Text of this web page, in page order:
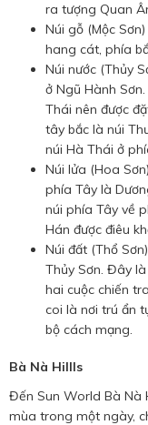
ra tượng Quan
Núi gỗ (Mộc
hang cát, phía
Núi nước (Thủy
ở Ngũ Hành
Thái nên được
tây bắc là núi
núi Hà Thái ở
Núi lửa (Hoa
phía Tây là
núi phía Tây về
Hán được điêu
Núi đất (Thổ
Thủy Sơn. Đây
hai cuộc chiến
coi là nơi trú ẩn
bộ cách mạng.
Bà Nà Hillls
Đến Sun World Bà Nà
mùa trong một ngày,